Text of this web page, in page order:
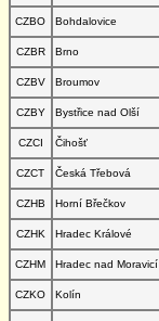
CZBO
Bohdalovice
CZBR
Brno
CZBV
Broumov
CZBY
Bystřice nad Olší
CZCI
Čihošť
CZCT
Česká Třebová
CZHB
Horní Břečkov
CZHK
Hradec Králové
CZHM
Hradec nad Moravicí
CZKO
Kolín